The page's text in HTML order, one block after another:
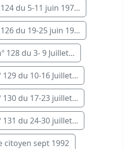
124 du 5-11 juin 197...
126 du 19-25 juin 19...
128 du 3- 9 Juillet...
129 du 10-16 Juillet...
130 du 17-23 juillet...
131 du 24-30 juillet...
citoyen sept 1992